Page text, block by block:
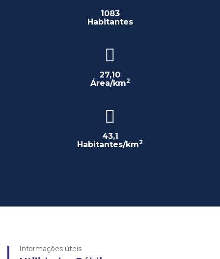
1083
Habitantes
27,10
Área/km2
43,1
Habitantes/km2
Informações úteis